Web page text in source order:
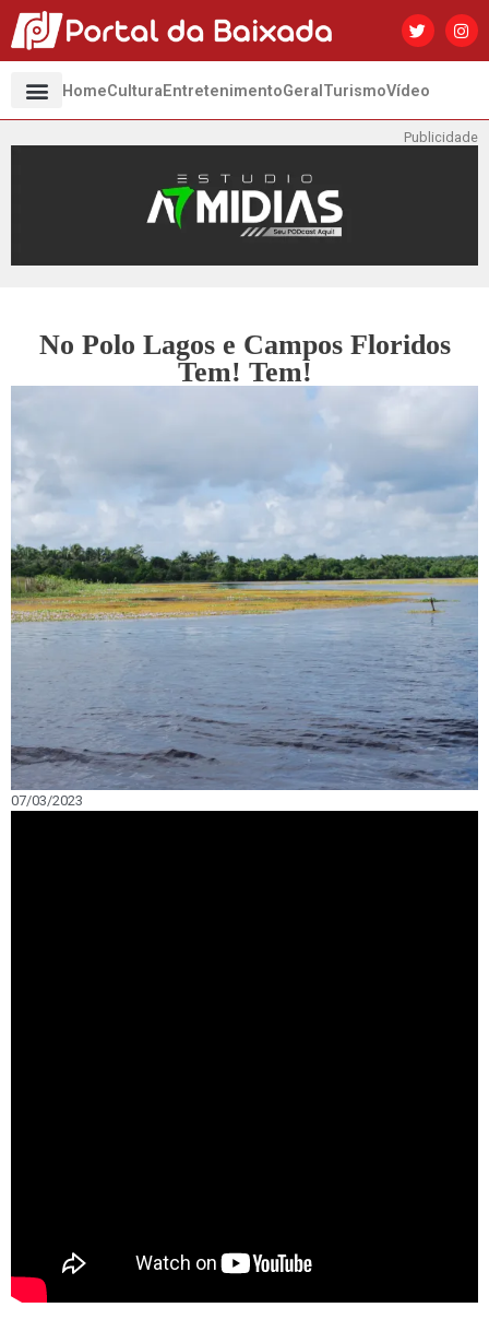
HomeCultura EntretenimentoGeral TurismoVídeo
Publicidade
No Polo Lagos e Campos Floridos
Tem! Tem!
07/03/2023